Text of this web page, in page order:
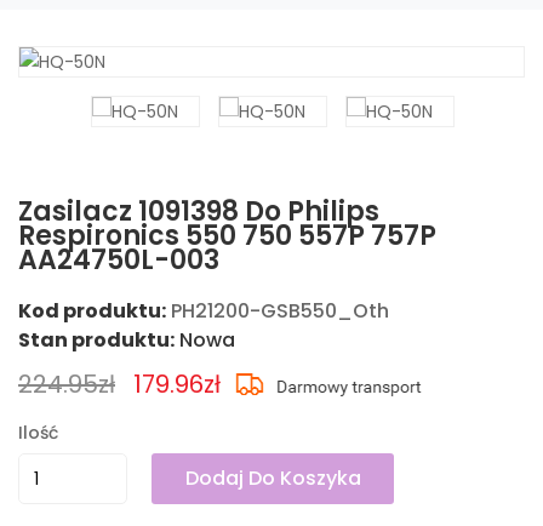
Zasilacz 1091398 Do Philips
Respironics 550 750 557P 757P
AA24750L-003
Kod produktu: PH21200-GSB550_Oth
Stan produktu: Nowa
224.95zł 179.96zł
Ilość
Dodaj Do Koszyka